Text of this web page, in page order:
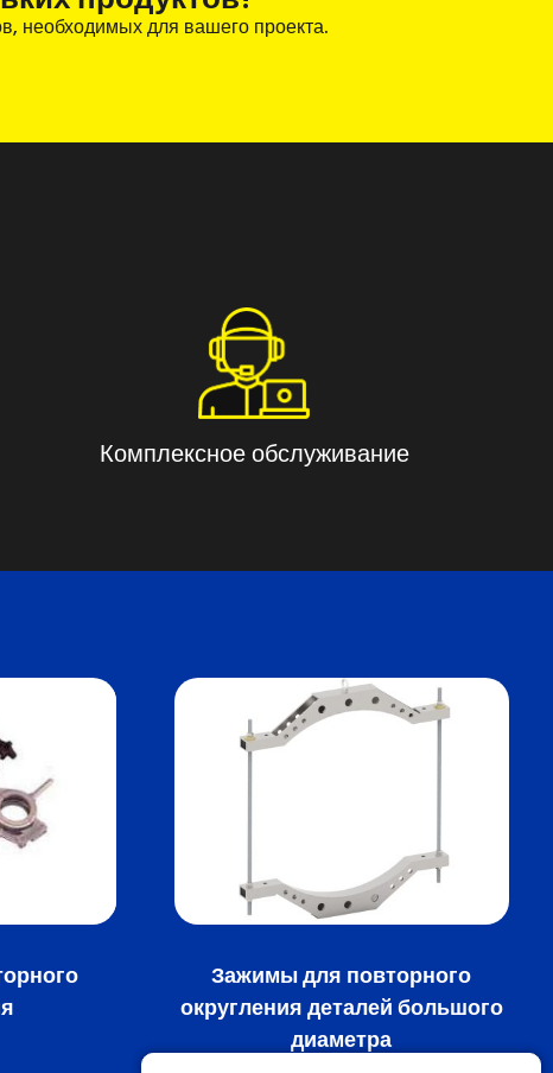
необходимых для вашего проекта.
Комплексное обслуживание
Зажимы для повторного
округления деталей большого
диаметра